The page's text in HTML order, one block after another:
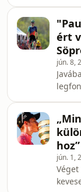
svájci
első
Del
de a
ért
jún. 8,
kocsi
egyik
jún. 1,